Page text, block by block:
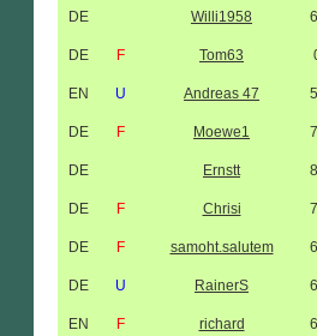
DE Willi1958
DE F Tom63
EN U Andreas 47
DE F Moewe1
DE Ernstt
DE F Chrisi
DE F samoht.salutem
DE U RainerS
EN F richard